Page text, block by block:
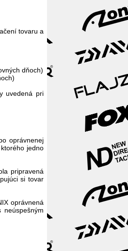
tovaru a
dňoch)
uvedená pri
oprávnenej
jedno
pripravená
si tovar
oprávnená